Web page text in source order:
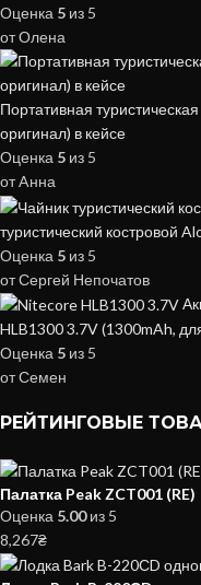
Оценка 5 из 5
от Олена
Портативная
оригинал) в кейсе
Оценка 5 из 5
от Aнна
туристический костровой
Оценка 5 из 5
от Сергей Непочатов
HLB1300 3.7V (1300mAh,
Оценка 5 из 5
от Семен
РЕЙТИНГОВЫЕ
Палатка Peak ZCT001 (RE)
Оценка 5.00из 5
8,267₴